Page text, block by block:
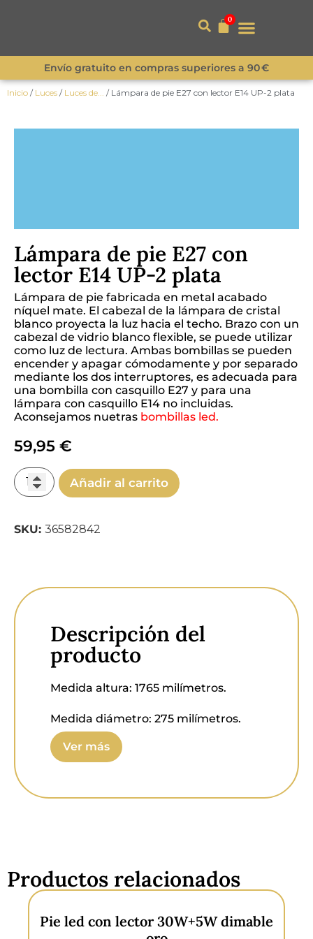
0
Envío gratuito en compras superiores a 90 €
Inicio / Luces / Luces de... / Lámpara de pie E27 con lector E14 UP-2 plata
Lámpara de pie E27 con
lector E14 UP-2 plata
Lámpara de pie fabricada en metal acabado
níquel mate. El cabezal de la lámpara de cristal
blanco proyecta la luz hacia el techo. Brazo con un
cabezal de vidrio blanco flexible, se puede utilizar
como luz de lectura. Ambas bombillas se pueden
encender y apagar cómodamente y por separado
mediante los dos interruptores, es adecuada para
una bombilla con casquillo E27 y para una
lámpara con casquillo E14 no incluidas.
Aconsejamos nuetras bombillas led.
59,95 €
Añadir al carrito
SKU: 36582842
Descripción del
producto
Medida altura: 1765 milímetros.
Medida diámetro: 275 milímetros.
Material:Acero, plástico y vidrio
blanco.
Ver más
Productos relacionados
Pie led con lector 30W+5W dimable